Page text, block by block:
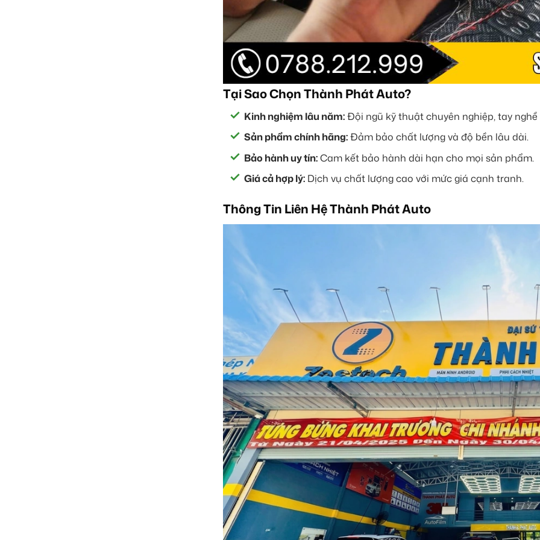
Tại Sao Chọn Thành Phát Auto?
Kinh nghiệm lâu năm:Đội ngũ kỹ thuật chuyên nghiệp, tay nghề
Sản phẩm chính hãng:Đảm bảo chất lượng và độ bền lâu dài.
Bảo hành uy tín:Cam kết bảo hành dài hạn cho mọi sản phẩm.
Giá cả hợp lý:Dịch vụ chất lượng cao với mức giá cạnh tranh.
Thông Tin Liên Hệ Thành Phát Auto